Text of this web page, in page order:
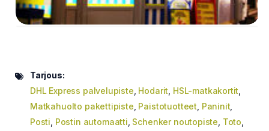
Tarjous:
DHL Express palvelupiste Hodarit HSL-matkakortit
Matkahuolto pakettipiste Paistotuotteet Paninit
Posti Postin automaatti Schenker noutopiste Toto